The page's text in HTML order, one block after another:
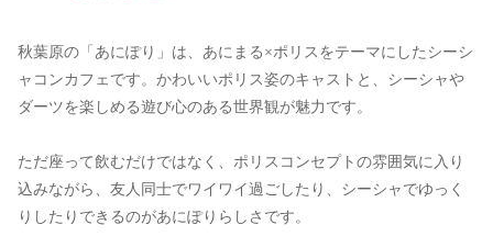
秋葉原の「あにぽり」は、あにまる×ポリスをテーマにしたシーシ
ャコンカフェです。かわいいポリス姿のキャストと、シーシャや
ダーツを楽しめる遊び心のある世界観が魅力です。
ただ座って飲むだけではなく、ポリスコンセプトの雰囲気に入り
込みながら、友人同士でワイワイ過ごしたり、シーシャでゆっく
りしたりできるのがあにぽりらしさです。